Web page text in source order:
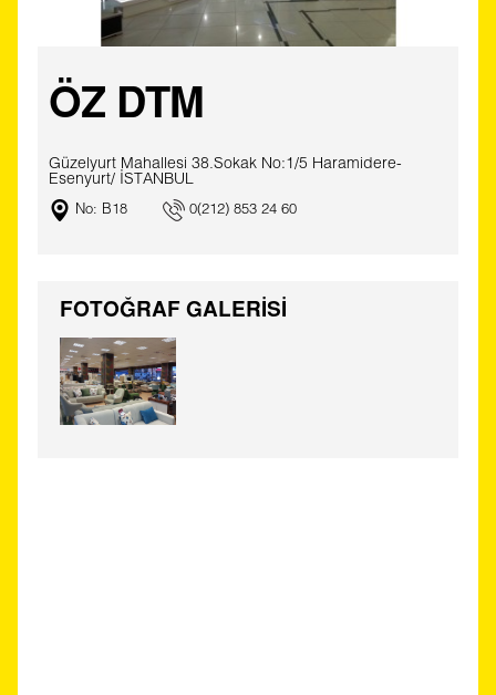
ÖZ DTM
Güzelyurt Mahallesi 38.Sokak No:1/5 Haramidere-
Esenyurt/ İSTANBUL
No: B18 0(212) 853 24 60
FOTOĞRAF GALERİSİ